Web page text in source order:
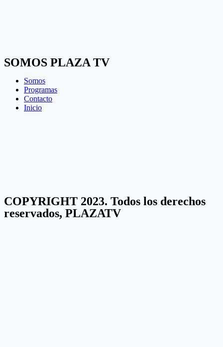
SOMOS PLAZA TV
Somos
Programas
Contacto
Inicio
COPYRIGHT 2023. Todos los derechos
reservados, PLAZATV